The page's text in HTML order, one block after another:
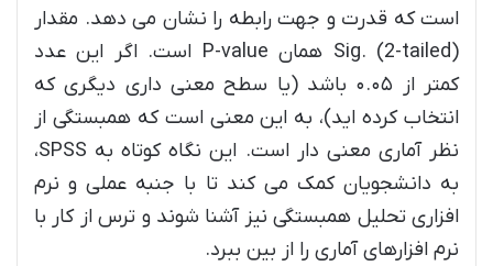
است که قدرت و جهت رابطه را نشان می دهد. مقدار
Sig. (2-tailed) همان P-value است. اگر این عدد
کمتر از ۰.۰۵ باشد (یا سطح معنی داری دیگری که
انتخاب کرده اید)، به این معنی است که همبستگی از
نظر آماری معنی دار است. این نگاه کوتاه به SPSS،
به دانشجویان کمک می کند تا با جنبه عملی و نرم
افزاری تحلیل همبستگی نیز آشنا شوند و ترس از کار با
نرم افزارهای آماری را از بین ببرد.